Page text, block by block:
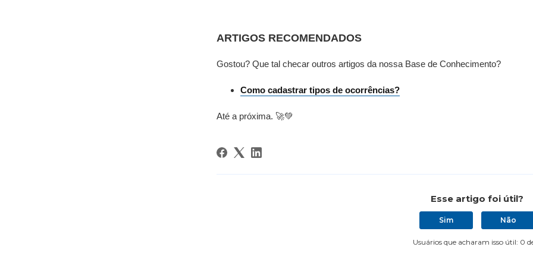
ARTIGOS RECOMENDADOS
Gostou? Que tal checar outros artigos da nossa Base de Conhecimento?
Como cadastrar tipos de ocorrências?
Até a próxima. 🚀💚
Esse artigo foi útil?
Sim Não
Usuários que acharam isso útil: 0